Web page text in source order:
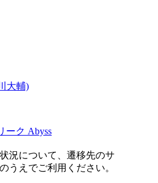
大輔)
ーク Abyss
況について、遷移先のサ
うえでご利用ください。